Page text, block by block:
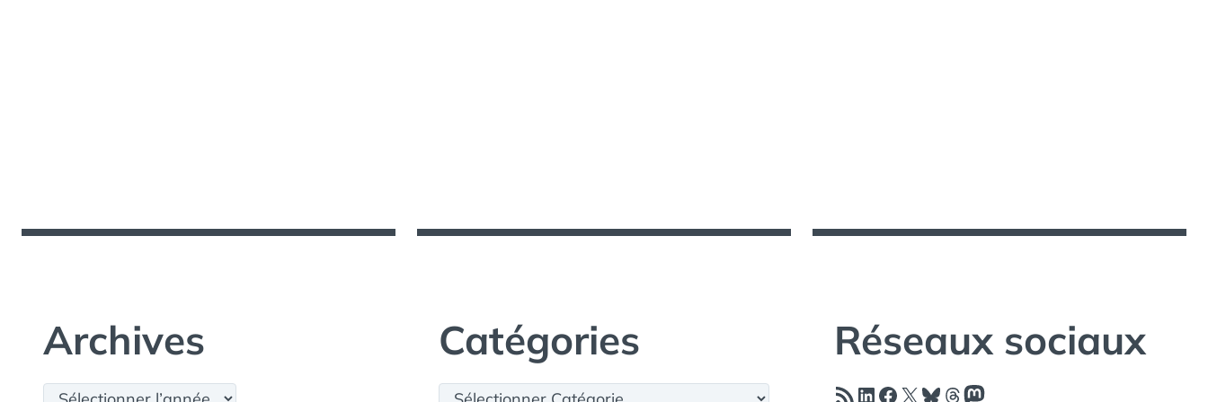
Archives
Archives
Catégories
Catégories
Réseaux sociaux
Flux RSSLinkedIn
Facebook
X Bluesky
Threads
Mastodon